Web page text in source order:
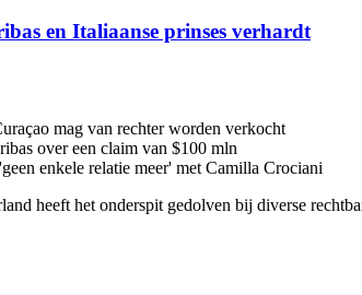
en Italiaanse prinses verhardt
mag van rechter worden verkocht
over een claim van $100 mln
enkele relatie meer' met Camilla Crociani
heeft het onderspit gedolven bij diverse